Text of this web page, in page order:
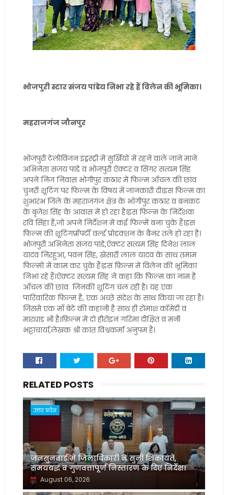
भोजपुरी स्टार संजय पांडेय निभा रहे हैं विलेन की भूमिका।
महराजगंज जौनपुर
भोजपुरी टेलीविजन इंड्रस्ट्री में सुर्खियों में रहने वाले जाने माने
अभिनेता संजय पांडे व भोजपुरी ऐक्टर व सिंगर सत्यम सिंह
अपने निज निवास भोगीपुर कठार में फिल्म आँचल की छांव
चुनरी शूटिंग पर फिल्म के विषय में जानकारी दी।इस फिल्म का
शुभारंभ जिले के महराजगंज क्षेत्र के भोगीपुर कठार व बनकट
के बृजेश सिंह के आवास में हो रहा है।इस फिल्म के निर्देशक
रवि सिंहा है,जो अपने निर्देशन में कई फिल्में बना चुके हैं।इस
फिल्म की शूटिंगप्रॉपर्टी वर्ल्ड प्रोडक्शन के बैनर तले हो रहा है।
भोजपुरी अभिनेता संजय पांडे,ऐक्टर सत्यम सिंह दिनेश लाल
यादव निरहुआ, पवन सिंह, खेसारी लाल यादव के साथ तमाम
फिल्मों में काम कर चुके हैं।इस फ़िल्म में विलेन की भूमिका
निभा रहे हैं।ऐक्टर सत्यम सिंह ने कहा कि फिल्म का नाम है
आँचल की छांव जिनकी शूटिंग चल रही है। यह एक
पारिवारिक फिल्म है, एक अच्छे संदेश के साथ किया जा रहा है।
जिसमे एक माँ बेटे की कहानी है साथ ही रोमांश कॉमेडी व
मारधाड़ भी है।फ़िल्म में दो हीरोइन गरिमा दीक्षित व मनी
भट्टाचार्या,लेखक श्री कांत विश्वकर्मा अनुपम हैं।
RELATED POSTS
उत्तर प्रदेश
जनसुनवाई में जिलाधिकारी ने सुनीं शिकायतें,
समयबद्ध व गुणवत्तापूर्ण निस्तारण के दिए निर्देश।
August 06, 2026